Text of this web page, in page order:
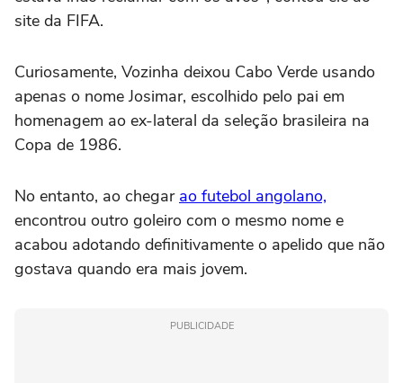
site da FIFA.
Curiosamente, Vozinha deixou Cabo Verde usando
apenas o nome Josimar, escolhido pelo pai em
homenagem ao ex-lateral da seleção brasileira na
Copa de 1986.
No entanto, ao chegar ao futebol angolano,
encontrou outro goleiro com o mesmo nome e
acabou adotando definitivamente o apelido que não
gostava quando era mais jovem.
PUBLICIDADE